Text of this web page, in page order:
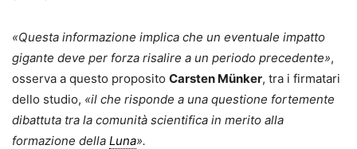
«Questa informazione implica che un eventuale impatto
gigante deve per forza risalire a un periodo precedente»,
osserva a questo proposito Carsten Münker, tra i firmatari
dello studio, «il che risponde a una questione fortemente
dibattuta tra la comunità scientifica in merito alla
formazione della Luna».